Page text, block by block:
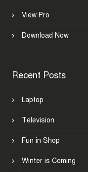
View Pro
Download Now
Recent Posts
Laptop
Television
Fun in Shop
Winter is Coming